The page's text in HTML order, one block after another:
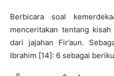
Berbicara soal
menceritakan tentang
dari jajahan Fir’aun.
Ibrahim [14]: 6 sebagai